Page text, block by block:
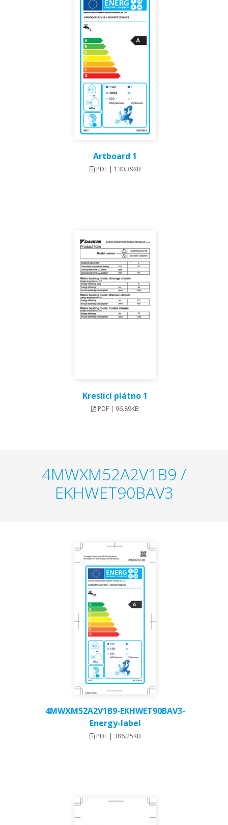
Artboard 1
PDF | 130.39KB
Kreslicí plátno 1
PDF | 96.89KB
4MWXM52A2V1B9 /
EKHWET90BAV3
4MWXM52A2V1B9-EKHWET90BAV3-
Energy-label
PDF | 386.25KB